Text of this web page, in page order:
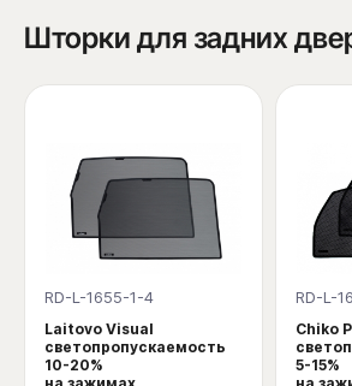
Шторки для задних
RD-L-1655-1-4
Laitovo Visual
светопропускаемость
10-20%
RD-L-
Chiko
5-15%